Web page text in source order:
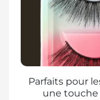
Parfaits pour
une